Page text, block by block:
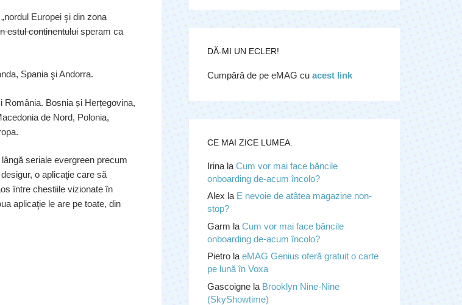
Europei şi din zona
estul continentuluisperam ca
Spania şi Andorra.
România. Bosnia și Herțegovina,
de Nord, Polonia,
seriale evergreen precum
o aplicaţie care să
între chestiile vizionate în
aplicaţie le are pe toate, din
DĂ-MI UN ECLER!
Cumpără de pe eMAG cu acest link
CE MAI ZICE LUMEA.
Irinala Cum vor mai face băncile
onboarding de-acum încolo?
Alex la E nevoie de atâtea magazine non-
stop?
Garm la Cum vor mai face băncile
onboarding de-acum încolo?
Pietrola eMAG Genius oferă gratuit o carte
pe lună în Voxa
Gascoignela Brooklyn Nine-Nine
(SkyShowtime)